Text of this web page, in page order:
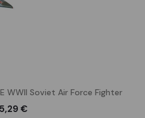
WWII Soviet Air Force Fighter
€